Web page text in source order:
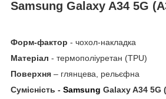
Samsung Galaxy A34 5G
Форм-фактор - чохол-накладка
Матеріал - термополіуретан (TPU)
Поверхня – глянцева, рельєфна
Сумісність - Samsung Galaxy A34 5G